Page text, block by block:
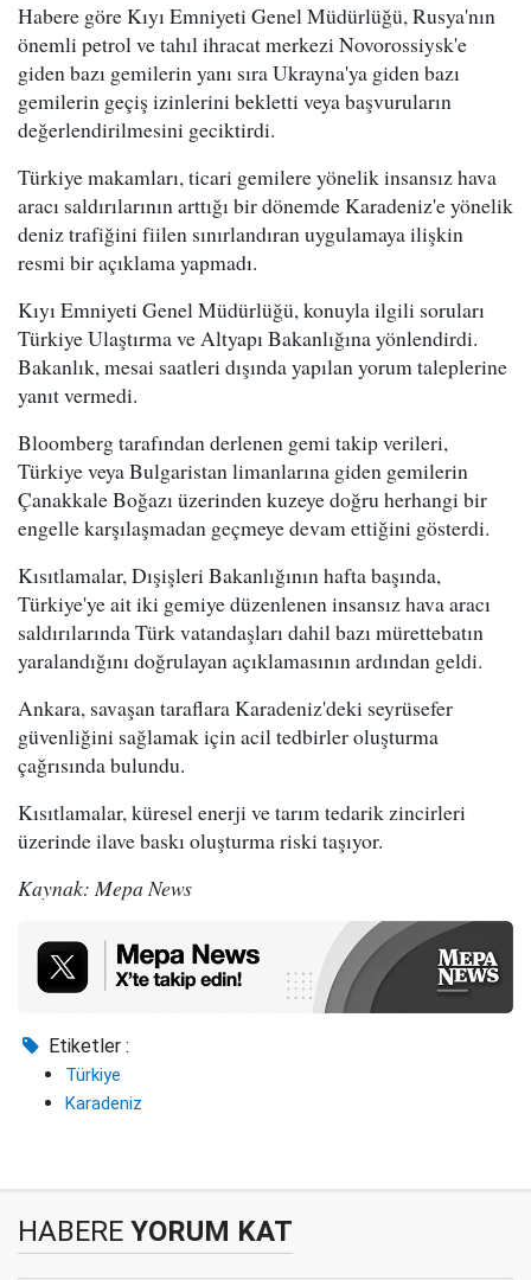
Habere göre Kıyı Emniyeti Genel Müdürlüğü, Rusya'nın
önemli petrol ve tahıl ihracat merkezi Novorossiysk'e
giden bazı gemilerin yanı sıra Ukrayna'ya giden bazı
gemilerin geçiş izinlerini bekletti veya başvuruların
değerlendirilmesini geciktirdi.
Türkiye makamları, ticari gemilere yönelik insansız hava
aracı saldırılarının arttığı bir dönemde Karadeniz'e yönelik
deniz trafiğini fiilen sınırlandıran uygulamaya ilişkin
resmi bir açıklama yapmadı.
Kıyı Emniyeti Genel Müdürlüğü, konuyla ilgili soruları
Türkiye Ulaştırma ve Altyapı Bakanlığına yönlendirdi.
Bakanlık, mesai saatleri dışında yapılan yorum taleplerine
yanıt vermedi.
Bloomberg tarafından derlenen gemi takip verileri,
Türkiye veya Bulgaristan limanlarına giden gemilerin
Çanakkale Boğazı üzerinden kuzeye doğru herhangi bir
engelle karşılaşmadan geçmeye devam ettiğini gösterdi.
Kısıtlamalar, Dışişleri Bakanlığının hafta başında,
Türkiye'ye ait iki gemiye düzenlenen insansız hava aracı
saldırılarında Türk vatandaşları dahil bazı mürettebatın
yaralandığını doğrulayan açıklamasının ardından geldi.
Ankara, savaşan taraflara Karadeniz'deki seyrüsefer
güvenliğini sağlamak için acil tedbirler oluşturma
çağrısında bulundu.
Kısıtlamalar, küresel enerji ve tarım tedarik zincirleri
üzerinde ilave baskı oluşturma riski taşıyor.
Kaynak: Mepa News
Etiketler :
Türkiye
Karadeniz
HABERE YORUM KAT